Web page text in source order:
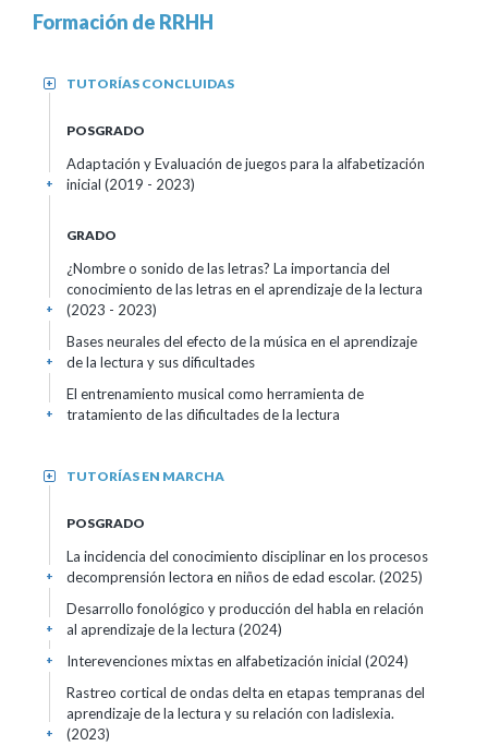
Formación de RRHH
TUTORÍAS CONCLUIDAS
+
POSGRADO
Adaptación y Evaluación de juegos para la alfabetización
inicial (2019 - 2023)
+
GRADO
¿Nombre o sonido de las letras? La importancia del
conocimiento de las letras en el aprendizaje de la lectura
(2023 - 2023)
+
Bases neurales del efecto de la música en el aprendizaje
de la lectura y sus dificultades
+
El entrenamiento musical como herramienta de
tratamiento de las dificultades de la lectura
+
TUTORÍAS EN MARCHA
+
POSGRADO
La incidencia del conocimiento disciplinar en los procesos
decomprensión lectora en niños de edad escolar. (2025)
+
Desarrollo fonológico y producción del habla en relación
al aprendizaje de la lectura (2024)
+
Interevenciones mixtas en alfabetización inicial (2024)
+
Rastreo cortical de ondas delta en etapas tempranas del
aprendizaje de la lectura y su relación con ladislexia.
(2023)
+